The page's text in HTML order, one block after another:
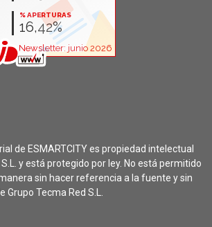
de ESMARTCITY es propiedad intelectual
y está protegido por ley. No está permitido
sin hacer referencia a la fuente y sin
Grupo Tecma Red S.L.